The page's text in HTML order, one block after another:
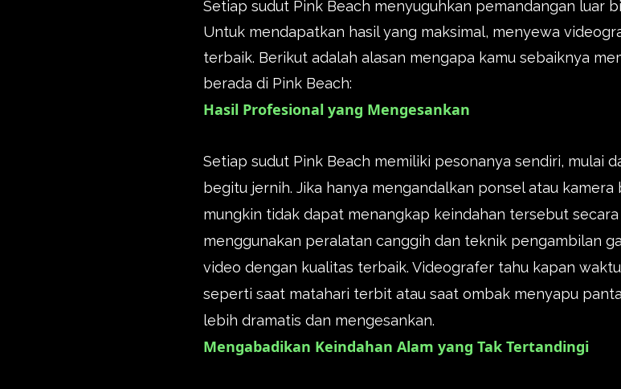
Setiap sudut Pink Beach menyuguhkan pemandangan luar
Untuk mendapatkan hasil yang maksimal, menyewa
terbaik. Berikut adalah alasan mengapa kamu sebaiknya
berada di Pink Beach:
Hasil Profesional yang Mengesankan
Setiap sudut Pink Beach memiliki pesonanya sendiri, mulai
begitu jernih. Jika hanya mengandalkan ponsel atau
mungkin tidak dapat menangkap keindahan tersebut
menggunakan peralatan canggih dan teknik pengambilan
video dengan kualitas terbaik. Videografer tahu kapan
seperti saat matahari terbit atau saat ombak menyapu
lebih dramatis dan mengesankan.
Mengabadikan Keindahan Alam yang Tak Tertandingi